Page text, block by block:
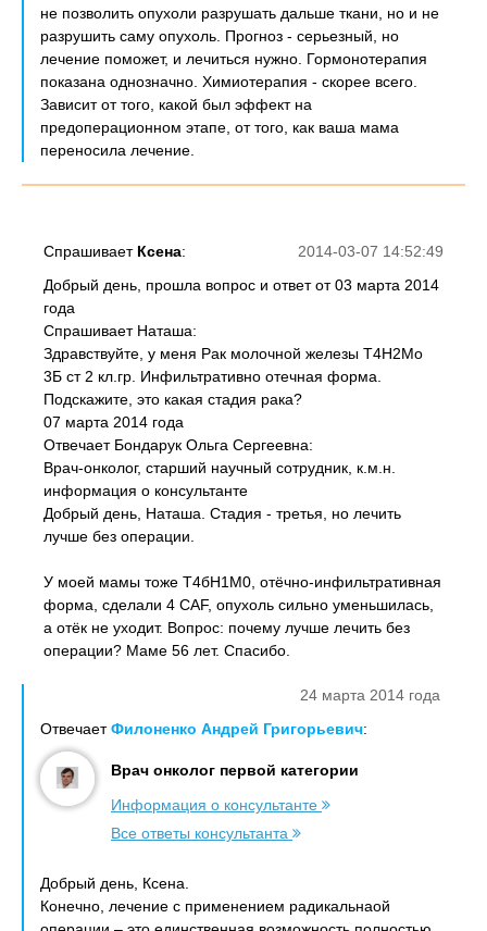
не позволить опухоли разрушать дальше ткани, но и не
разрушить саму опухоль. Прогноз - серьезный, но
лечение поможет, и лечиться нужно. Гормонотерапия
показана однозначно. Химиотерапия - скорее всего.
Зависит от того, какой был эффект на
предоперационном этапе, от того, как ваша мама
переносила лечение.
2014-03-07 14:52:49
Спрашивает Ксена:
Добрый день, прошла вопрос и ответ от 03 марта 2014
года
Спрашивает Наташа:
Здравствуйте, у меня Рак молочной железы Т4Н2Мо
3Б ст 2 кл.гр. Инфильтративно отечная форма.
Подскажите, это какая стадия рака?
07 марта 2014 года
Отвечает Бондарук Ольга Сергеевна:
Врач-онколог, старший научный сотрудник, к.м.н.
информация о консультанте
Добрый день, Наташа. Стадия - третья, но лечить
лучше без операции.
У моей мамы тоже Т4бН1М0, отёчно-инфильтративная
форма, сделали 4 САF, опухоль сильно уменьшилась,
а отёк не уходит. Вопрос: почему лучше лечить без
операции? Маме 56 лет. Спасибо.
24 марта 2014 года
ОтвечаетФилоненко Андрей Григорьевич:
Врач онколог первой категории
Информация о консультанте
Все ответы консультанта
Добрый день, Ксена.
Конечно, лечение с применением радикальнаой